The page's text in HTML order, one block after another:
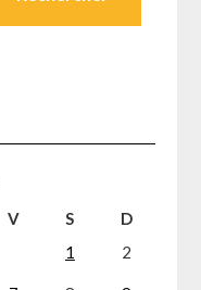
V S
D
1
2